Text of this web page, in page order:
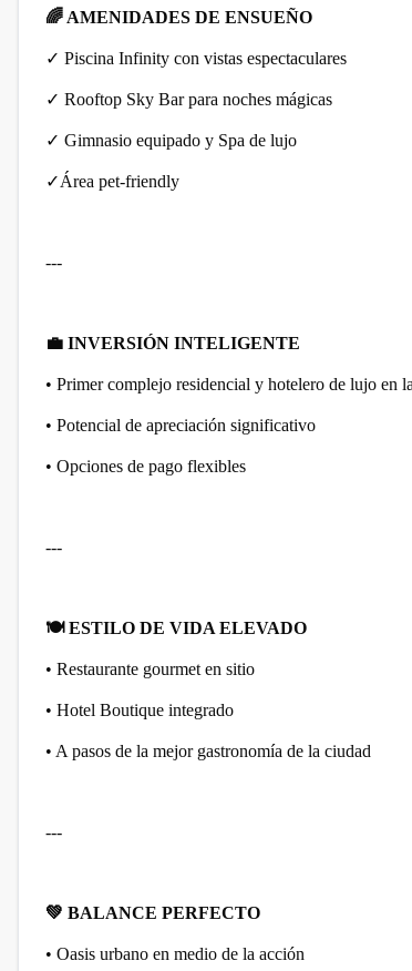
🌈 AMENIDADES DE ENSUEÑO
✓ Piscina Infinity con vistas espectaculares
✓ Rooftop Sky Bar para noches mágicas
✓ Gimnasio equipado y Spa de lujo
✓Área pet-friendly
---
💼 INVERSIÓN INTELIGENTE
• Primer complejo residencial y hotelero de lujo en
• Potencial de apreciación significativo
• Opciones de pago flexibles
---
🍽️ESTILO DE VIDA ELEVADO
• Restaurante gourmet en sitio
• Hotel Boutique integrado
• A pasos de la mejor gastronomía de la ciudad
---
💚 BALANCE PERFECTO
• Oasis urbano en medio de la acción